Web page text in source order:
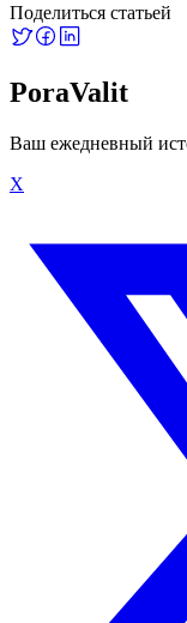
Поделиться статьей
PoraValit
Ваш ежедневный
X